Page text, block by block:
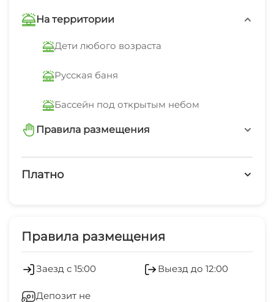
На территории
Дети любого возраста
Русская баня
Бассейн под открытым небом
Правила размещения
запрещено шуметь после 22-00
Платно
Правила размещения
Заезд с 15:00 Выезд до 12:00
Депозит не